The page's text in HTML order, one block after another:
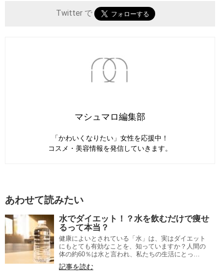
Twitter で
マシュマロ編集部
「かわいくなりたい」女性を応援中！
コスメ・美容情報を発信していきます。
あわせて読みたい
水でダイエット！？水を飲むだけで痩せ
るって本当？
健康によいとされている「水」は、実はダイエット
にもとても有効なことを、知っていますか？人間の
体の約60％は水と言われ、私たちの生活にとっ…
記事を読む